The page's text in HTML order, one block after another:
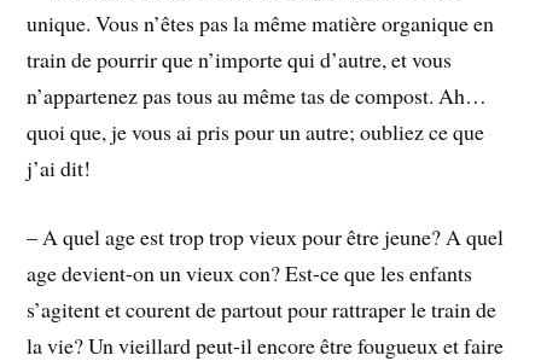
unique. Vous n’êtes pas la même matière organique en
train de pourrir que n’importe qui d’autre, et vous
n’appartenez pas tous au même tas de compost. Ah…
quoi que, je vous ai pris pour un autre; oubliez ce que
j’ai dit!
– A quel age est trop trop vieux pour être jeune? A quel
age devient-on un vieux con? Est-ce que les enfants
s’agitent et courent de partout pour rattraper le train de
la vie? Un vieillard peut-il encore être fougueux et faire